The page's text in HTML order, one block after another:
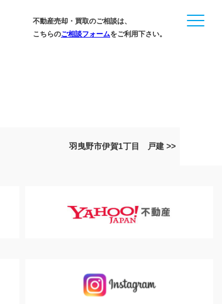
不動産売却・買取のご相談は、
こちらのご相談フォームをご利用下さい。
羽曳野市伊賀1丁目 戸建 >>